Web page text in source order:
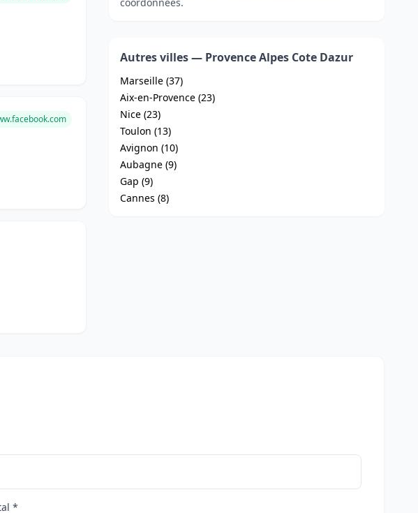
Autres villes — Provence Alpes Cote Dazur
Marseille (37)
Aix-en-Provence (23)
Nice (23)
Toulon (13)
Avignon (10)
Aubagne (9)
Gap (9)
Cannes (8)
*